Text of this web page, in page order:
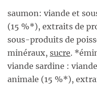
saumon: viande et
(15 %*), extraits de
sous-produits de
minéraux, sucre.
viande sardine :
animale (15 %*),